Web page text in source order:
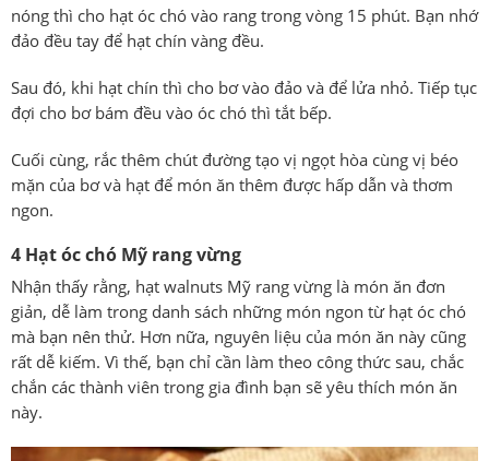
nóng thì cho hạt óc chó vào rang trong vòng 15 phút. Bạn nhớ
đảo đều tay để hạt chín vàng đều.
Sau đó, khi hạt chín thì cho bơ vào đảo và để lửa nhỏ. Tiếp tục
đợi cho bơ bám đều vào óc chó thì tắt bếp.
Cuối cùng, rắc thêm chút đường tạo vị ngọt hòa cùng vị béo
mặn của bơ và hạt để món ăn thêm được hấp dẫn và thơm
ngon.
4 Hạt óc chó Mỹ rang vừng
Nhận thấy rằng, hạt walnuts Mỹ rang vừng là món ăn đơn
giản, dễ làm trong danh sách những món ngon từ hạt óc chó
mà bạn nên thử. Hơn nữa, nguyên liệu của món ăn này cũng
rất dễ kiếm. Vì thế, bạn chỉ cần làm theo công thức sau, chắc
chắn các thành viên trong gia đình bạn sẽ yêu thích món ăn
này.